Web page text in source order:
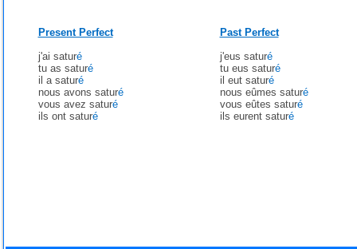
Present Perfect
j'ai saturé
tu as saturé
il a saturé
nous avons saturé
vous avez saturé
ils ont saturé
Past Perfect
j'eus saturé
tu eus saturé
il eut saturé
nous eûmes saturé
vous eûtes saturé
ils eurent saturé